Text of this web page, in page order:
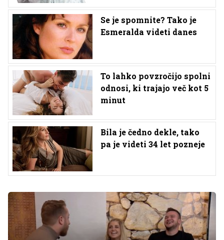
Se je spomnite? Tako je
Esmeralda videti danes
To lahko povzročijo spolni
odnosi, ki trajajo več kot 5
minut
Bila je čedno dekle, tako
pa je videti 34 let pozneje